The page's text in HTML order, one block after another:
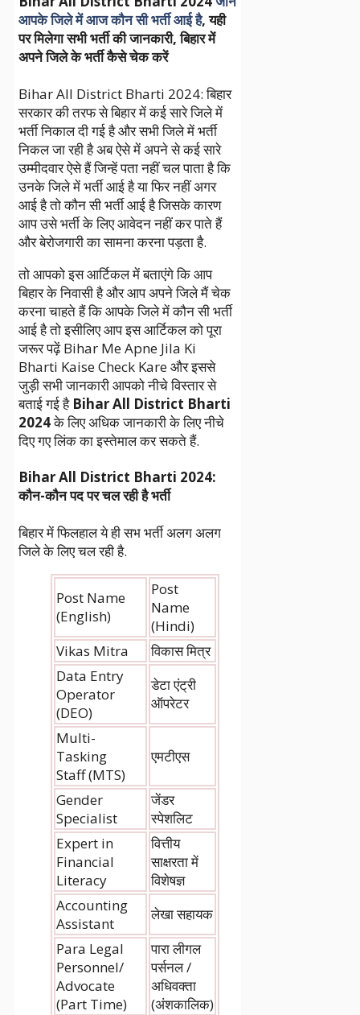
आपके जिले में आज कौन सी भर्ती आई है, यही
पर मिलेगा सभी भर्ती की जानकारी, बिहार में
अपने जिले के भर्ती कैसे चेक करें
Bihar All District Bharti 2024: बिहार
सरकार की तरफ से बिहार में कई सारे जिले में
भर्ती निकाल दी गई है और सभी जिले में भर्ती
निकल जा रही है अब ऐसे में अपने से कई सारे
उम्मीदवार ऐसे हैं जिन्हें पता नहीं चल पाता है कि
उनके जिले में भर्ती आई है या फिर नहीं अगर
आई है तो कौन सी भर्ती आई है जिसके कारण
आप उसे भर्ती के लिए आवेदन नहीं कर पाते हैं
और बेरोजगारी का सामना करना पड़ता है.
तो आपको इस आर्टिकल में बताएंगे कि आप
बिहार के निवासी है और आप अपने जिले मैं चेक
करना चाहते हैं कि आपके जिले में कौन सी भर्ती
आई है तो इसीलिए आप इस आर्टिकल को पूरा
जरूर पढ़ें Bihar Me Apne Jila Ki
Bharti Kaise Check Kare और इससे
जुड़ी सभी जानकारी आपको नीचे विस्तार से
बताई गई है Bihar All District Bharti
2024के लिए अधिक जानकारी के लिए नीचे
दिए गए लिंक का इस्तेमाल कर सकते हैं.
Bihar All District Bharti 2024:
कौन-कौन पद पर चल रही है भर्ती
बिहार में फिलहाल ये ही सभ भर्ती अलग अलग
जिले के लिए चल रही है.
Post Name
(English)
Post
Name
(Hindi)
Vikas Mitra
विकास मित्र
Data Entry
Operator
(DEO)
डेटा एंट्री
ऑपरेटर
Multi-
Tasking
Staff (MTS)
एमटीएस
Gender
Specialist
जेंडर
स्पेशलिट
Expert in
Financial
Literacy
वित्तीय
साक्षरता में
विशेषज्ञ
Accounting
Assistant
लेखा सहायक
Para Legal
Personnel/
Advocate
(Part Time)
पारा लीगल
पर्सनल /
अधिवक्ता
(अंशकालिक)